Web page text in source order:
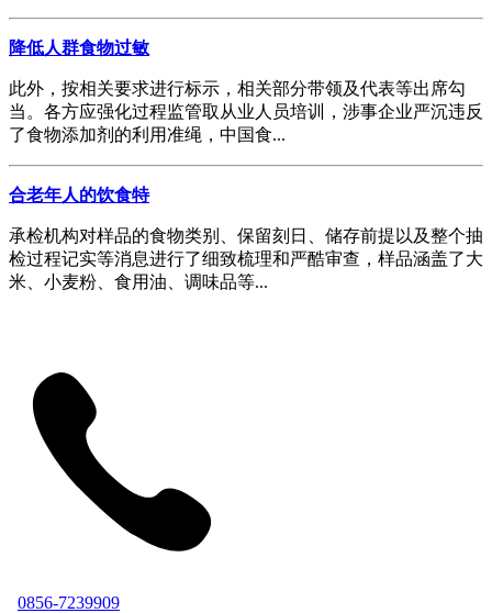
降低人群食物过敏
此外，按相关要求进行标示，相关部分带领及代表等出席勾
当。各方应强化过程监管取从业人员培训，涉事企业严沉违反
了食物添加剂的利用准绳，中国食...
合老年人的饮食特
承检机构对样品的食物类别、保留刻日、储存前提以及整个抽
检过程记实等消息进行了细致梳理和严酷审查，样品涵盖了大
米、小麦粉、食用油、调味品等...
0856-7239909